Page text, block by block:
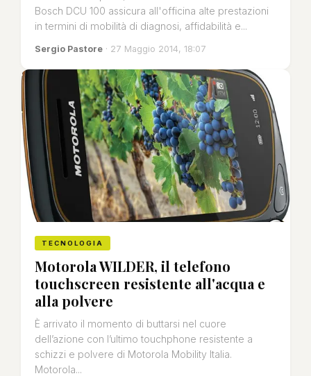
Bosch DCU 100 assicura all'officina alte prestazioni
in termini di mobilità di diagnosi, affidabilità e...
Sergio Pastore · 27 Maggio 2014, 18:07
TECNOLOGIA
Motorola WILDER, il telefono
touchscreen resistente all'acqua e
alla polvere
È arrivato il momento di buttarsi nel cuore
dell’azione con l’ultimo touchphone resistente a
schizzi e polvere di Motorola Mobility Italia.
Motorola...